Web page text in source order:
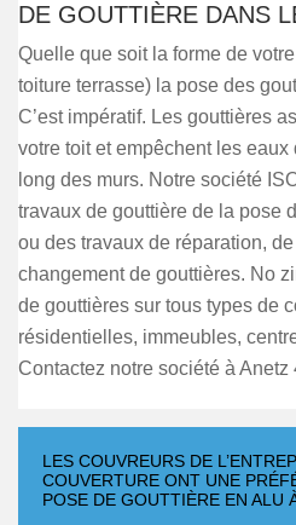
DE GOUTTIÈRE DANS
Quelle que soit la forme de
toiture terrasse) la pose des
C’est impératif. Les gouttières
votre toit et empêchent les
long des murs. Notre société
travaux de gouttière de la pose
ou des travaux de réparation,
changement de gouttières. No
de gouttières sur tous types de
résidentielles, immeubles,
Contactez notre société à Anetz
LES COUVREURS DE
COUVERTURE ONT UNE
POSE DE GOUTTIÈRE EN ALU